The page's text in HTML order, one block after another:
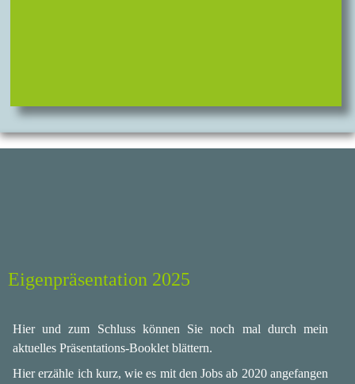
Eigenpräsentation 2025
Hier und zum Schluss können Sie noch mal durch mein
aktuelles Präsentations-Booklet blättern.
Hier erzähle ich kurz, wie es mit den Jobs ab 2020 angefangen